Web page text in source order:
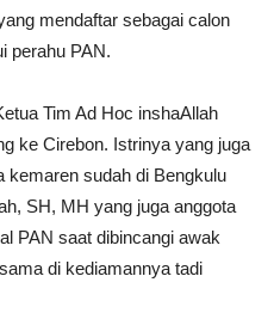
mendaftar sebagai calon
perahu PAN.
Tim Ad Hoc inshaAllah
ke Cirebon. Istrinya yang juga
kemaren sudah di Bengkulu
SH, MH yang juga anggota
PAN saat dibincangi awak
di kediamannya tadi